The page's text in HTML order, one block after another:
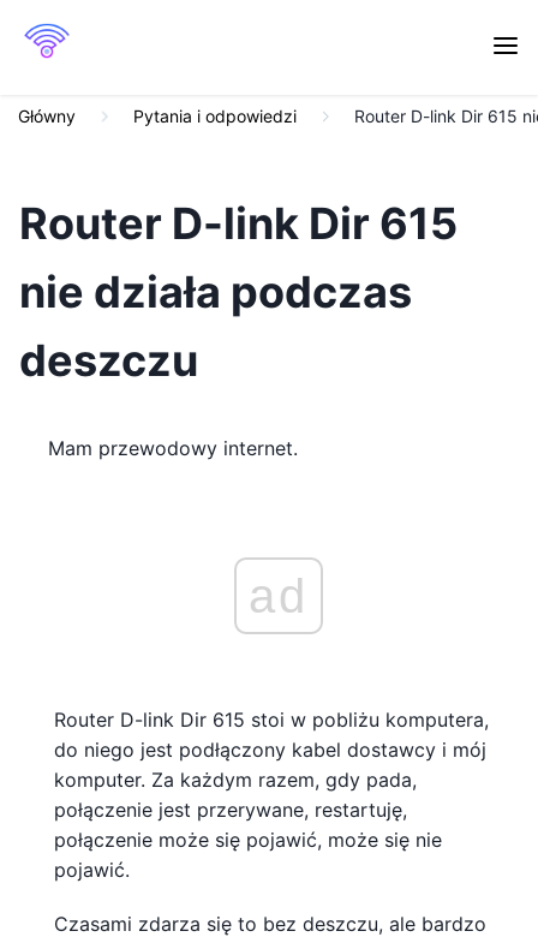
Główny Pytania i odpowiedzi Router D-link Dir 615
Router D-link Dir 615
nie działa podczas
deszczu
Mam przewodowy internet.
ad
Router D-link Dir 615 stoi w pobliżu komputera,
do niego jest podłączony kabel dostawcy i mój
komputer. Za każdym razem, gdy pada,
połączenie jest przerywane, restartuję,
połączenie może się pojawić, może się nie
pojawić.
Czasami zdarza się to bez deszczu, ale bardzo